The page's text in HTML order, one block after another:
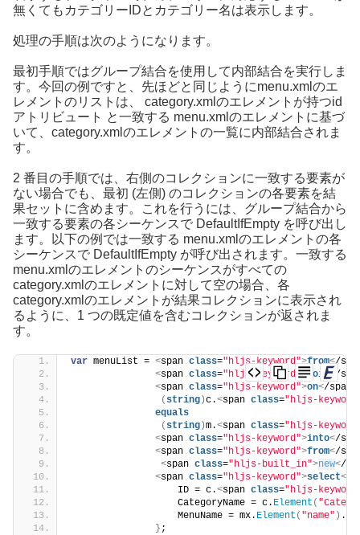
無くてもカテゴリーIDとカテゴリー名は表示します。
処理の手順は次のようになります。
最初手順ではグループ結合を使用して内部結合を実行しま
す。今回の例ですと、先ほどと同じようにmenu.xmlのエ
レメントのリストは、 category.xmlのエレメントが持つid
アトリビュート と一致する menu.xmlのエレメントに基づ
いて、category.xmlのエレメントの一覧に内部結合されま
す。
2 番目の手順では、右側のコレクションに一致する要素が
ない場合でも、最初 (左側) のコレクションの各要素を結
果セットに含めます。これを行うには、グループ結合から
一致する要素の各シーケンスで DefaultIfEmpty を呼び出し
ます。以下の例では一致する menu.xmlのエレメントの各
シーケンスで DefaultIfEmpty が呼び出されます。一致する
menu.xmlのエレメントのシーケンスがすべての
category.xmlのエレメントに対して空の場合、各
category.xmlのエレメントが結果コレクションに表示され
るように、1 つの既定値を含むコレクションが返されま
す。
var menuList = <span class="hljs-keyword">from</
<span class="hljs-keyword">join< /
<span class="hljs-keyword">on</span
( string)c.<span class="hljs-
equals
( string)m.<span class="hljs-
<span class="hljs-keyword">into</
<span class="hljs-keyword">from</
<span class="hljs-built_in">new</
<span class="hljs-keyword">select<
                   ID = c.
<span class="hljs-
                   CategoryName = c.
Element (
                   MenuName = mx.
Element ( "name" ) .
} ;